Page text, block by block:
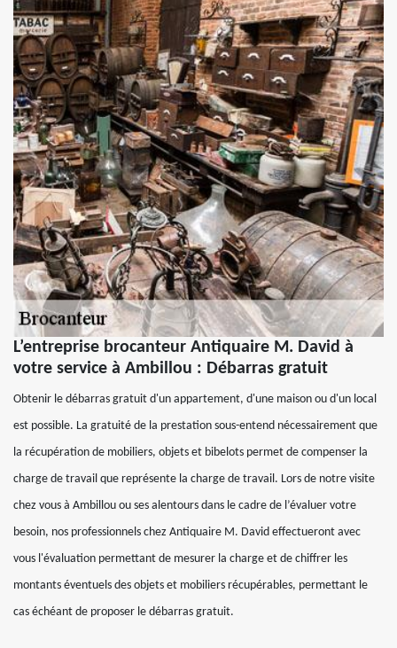
L’entreprise brocanteur Antiquaire M. David à
votre service à Ambillou : Débarras gratuit
Obtenir le débarras gratuit d'un appartement, d'une maison ou d'un local
est possible. La gratuité de la prestation sous-entend nécessairement que
la récupération de mobiliers, objets et bibelots permet de compenser la
charge de travail que représente la charge de travail. Lors de notre visite
chez vous à Ambillou ou ses alentours dans le cadre de l’évaluer votre
besoin, nos professionnels chez Antiquaire M. David effectueront avec
vous l'évaluation permettant de mesurer la charge et de chiffrer les
montants éventuels des objets et mobiliers récupérables, permettant le
cas échéant de proposer le débarras gratuit.